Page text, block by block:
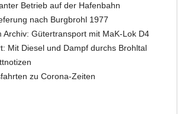
Betrieb auf der Hafenbahn
nach Burgbrohl 1977
Archiv: Gütertransport mit MaK-Lok D4
Mit Diesel und Dampf durchs Brohltal
zu Corona-Zeiten